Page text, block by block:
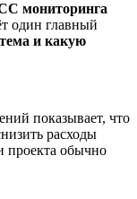
мониторинга
один главный
и какую
показывает, что
расходы
проекта обычно